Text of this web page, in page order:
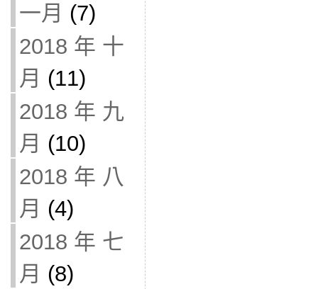
一月 (7)
2018 年 十
月 (11)
2018 年 九
月 (10)
2018 年 八
月 (4)
2018 年 七
月 (8)